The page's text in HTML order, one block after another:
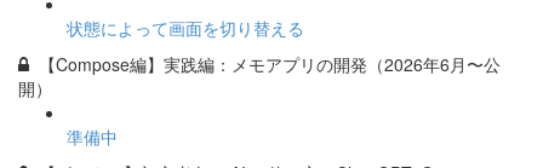
状態によって画面を切り替える
【Compose編】実践編：メモアプリの開発（2026年6月〜公
開）
準備中